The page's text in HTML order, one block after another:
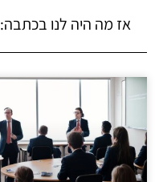
אז מה היה לנו בכתבה: